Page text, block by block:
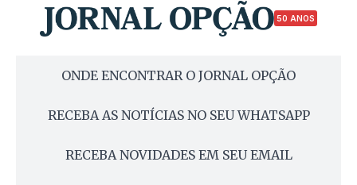
50 ANOS
ONDE ENCONTRAR O JORNAL OPÇÃO
RECEBA AS NOTÍCIAS NO SEU WHATSAPP
RECEBA NOVIDADES EM SEU EMAIL